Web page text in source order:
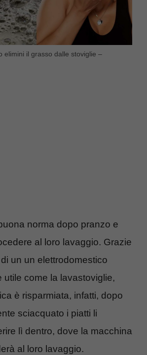
elimini il grasso dalle stoviglie –
norma dopo pranzo e
al loro lavaggio. Grazie
un un elettrodomestico
utile come la lavastoviglie,
è risparmiata, infatti, dopo
sciacquato i piatti li
lì dentro, dove la macchina
al loro lavaggio.